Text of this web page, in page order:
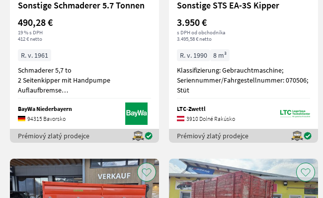
Sonstige Schmaderer 5.7 Tonnen
490,28 €
19 % s DPH
412 € netto
R. v. 1961
Schmaderer 5,7 to
2 Seitenkipper mit Handpumpe
Auflaufbremse
BayWa Niederbayern
94315 Bavorsko
Prémiový zlatý prodejce
Sonstige STS EA-3S Kipper
3.950 €
s DPH od obchodníka
3.495,58 € netto
R. v. 1990
8 m³
Klassifizierung: Gebrauchtmaschine;
Seriennummer/Fahrgestellnummer: 070506;
Stüt
LTC-Zwettl
3910 Dolné Rakúsko
Prémiový zlatý prodejce